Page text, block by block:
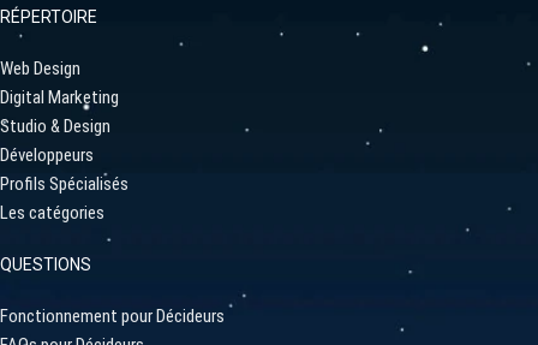
RÉPERTOIRE
Web Design
Digital Marketing
Studio & Design
Développeurs
Profils Spécialisés
Les catégories
QUESTIONS
Fonctionnement pour Décideurs